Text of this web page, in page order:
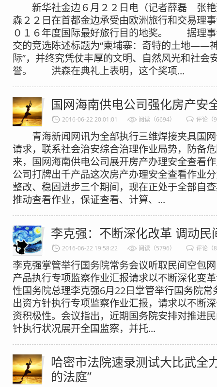
新华社金边６月２２日电（记者薛磊 张艳
森２２日在首都金边承受由欧洲旅行和交易理
０１６年度国际最好旅行目的地奖。 据理事
交的竞选陈述标题为“柬埔寨：奇特的土地——
际”，并终究凭仗丰厚的文明、自然风光和社会
誉。 洪森在典礼上表明，这个奖项...
国网海南供电公司强化房产安
2016-06-22 20:01:01 阅读（6694） 评论（
青海新闻网讯为全部执行三维焊接夹具国网
请求，联系社会治安综合治理作业局势，防备
来，国网海南供电公司展开房产办理安全查
公司打牌出千产品这次房产办理安全查看作业
整改、稳固进步三个期间，现在正处于全部自
推动查看作业，保证查看、计算、...
李克强：不断深化改革 调动民
2016-06-22 19:58:22 阅读（5796） 评论（
李克强掌管举行国务院常务会议听取民间空包
产品执行专项监察作业汇报请求以不断深化变
性国务院总理李克强6月22日掌管举行国务院常
出资方针执行专项监察作业汇报，请求以不断
资积极性。会议指出，近期国务院安排对推进
针执行状况展开全国监察，并托...
哈密市法院速录测试大比武全
的法庭”